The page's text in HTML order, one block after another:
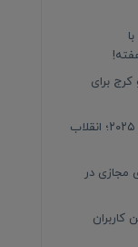
آغاز کمپین فروش ویژه محصولات MSI با
برای
هوش مصنوعی در گوشی‌های هوشمند ۲۰۲۵؛ انقلاب
مجازی در
کاربران